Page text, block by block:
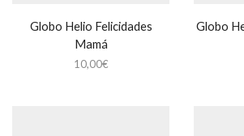
Globo Helio Felicidades
Mamá
10,00€
Globo